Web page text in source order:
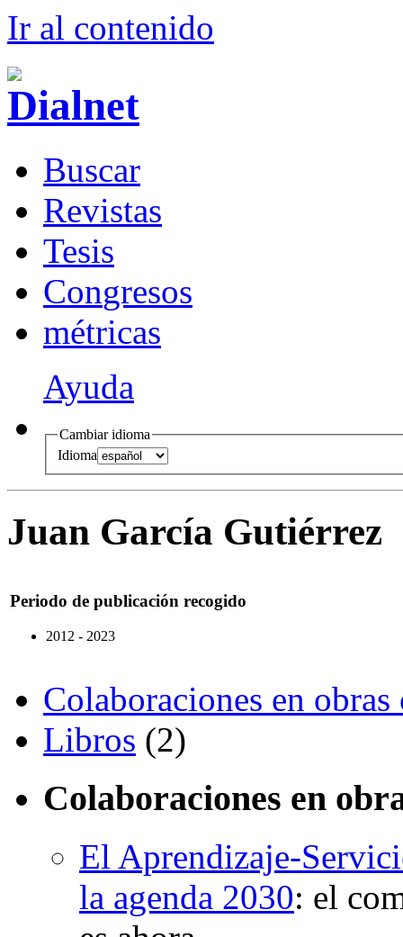
Ir al contenido
Buscar
Revistas
Tesis
Congresos
métricas
Ayuda
Cambiar idioma
Idioma
Juan García Gutiérrez
Periodo de publicación recogido
2012 - 2023
Colaboraciones en
Libros (2)
Colaboraciones en
El Aprendizaje-
la agenda 2030: el